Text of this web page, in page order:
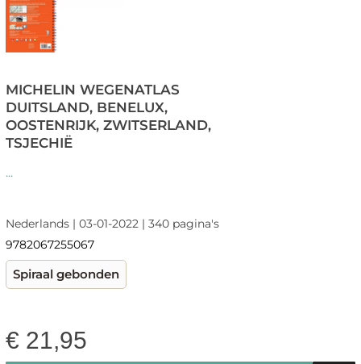
MICHELIN WEGENATLAS
DUITSLAND, BENELUX,
OOSTENRIJK, ZWITSERLAND,
TSJECHIË
...
Nederlands | 03-01-2022 | 340 pagina's
9782067255067
Spiraal gebonden
€ 21,95